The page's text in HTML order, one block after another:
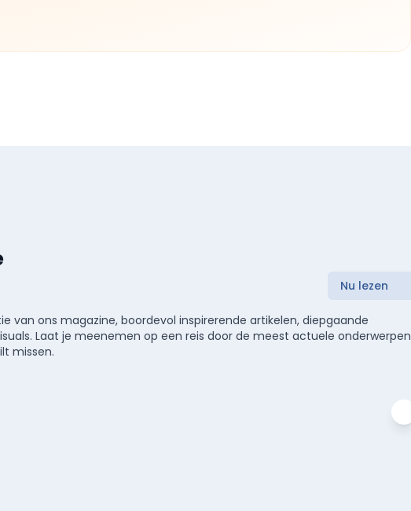
Nu lezen
van ons magazine, boordevol inspirerende artikelen, diepgaande
Laat je meenemen op een reis door de meest actuele onderwerpen
missen.